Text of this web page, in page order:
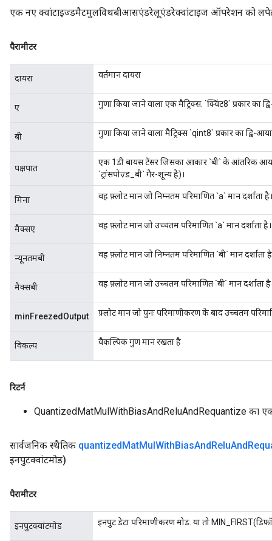
एक नए क्वांटाइज्डमैटमुलविथबीआसएंडरेलूएंडरेक्वांटाइज ऑपरेशन को
पैरामीटर
दायरा वर्तमान दायरा
ए गुणा किया जाने वाला एक मैट्रिक्स. `क्विंट8` प्रकार का
बी गुणा किया जाने वाला मैट्रिक्स `qint8` प्रकार का द्वि-
पक्षपात
एक 1डी बायस टेंसर जिसका आकार `बी` के आंतरिक
`ट्रांसपोज़्ड_बी` गैर-शून्य है)।
मिना वह फ़्लोट मान जो निम्नतम परिमाणित `a` मान दर्शाता है।
मैक्सए वह फ़्लोट मान जो उच्चतम परिमाणित `a` मान दर्शाता है।
न्यूनतमबी वह फ़्लोट मान जो निम्नतम परिमाणित `बी` मान दर्शाता
मैक्सबी वह फ़्लोट मान जो उच्चतम परिमाणित `बी` मान दर्शाता
minFreezedOutput फ़्लोट मान जो पुनः परिमाणीकरण के बाद उच्चतम
विकल्प वैकल्पिक गुण मान रखता है
रिटर्न
QuantizedMatMulWithBiasAndReluAndRequantize का
सार्वजनिक स्थैतिक quantizedMatMulWithBiasAndReluAnd
इनपुटक्वांटमोड)
पैरामीटर
इनपुटक्वांटमोड इनपुट डेटा परिमाणीकरण मोड. या तो